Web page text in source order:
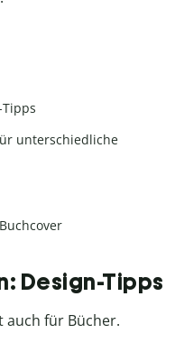
unterschiedliche
Design-Tipps
auch für Bücher.